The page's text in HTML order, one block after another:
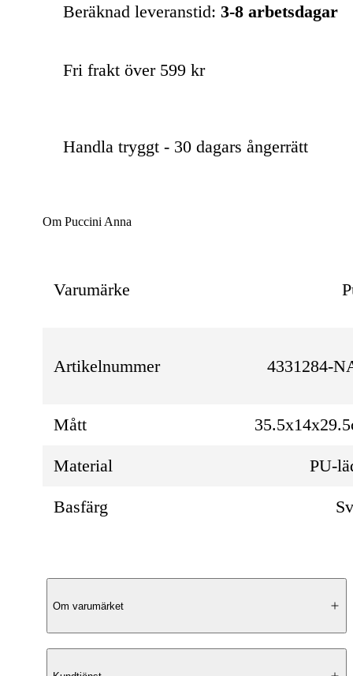
Beräknad leveranstid: 3-8 arbetsdagar
Fri frakt över 599 kr
Handla tryggt - 30 dagars ångerrätt
Om Puccini Anna
Varumärke
Artikelnummer 4331284-
Mått
Material PU-
Basfärg
Produktbeskrivning
Elegant Design
Om varumärket